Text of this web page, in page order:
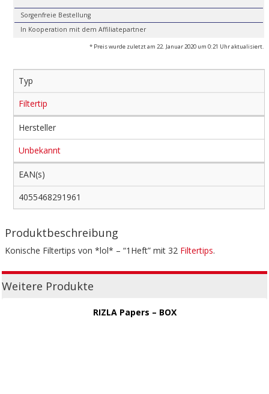
Sorgenfreie Bestellung
In Kooperation mit dem Affiliatepartner
* Preis wurde zuletzt am 22. Januar 2020 um 0:21 Uhr aktualisiert.
Typ
Filtertip
Hersteller
Unbekannt
EAN(s)
4055468291961
Produktbeschreibung
Konische Filtertips von *lol* – “1Heft” mit 32 Filtertips.
Weitere Produkte
RIZLA Papers – BOX